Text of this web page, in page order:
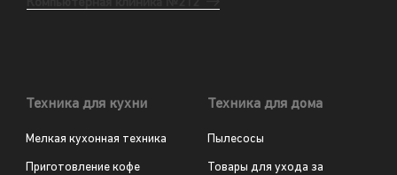
Техника для кухни
Мелкая кухонная техника
Приготовление кофе
Техника для дома
Пылесосы
Товары для ухода за